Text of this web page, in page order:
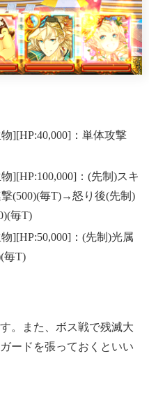
][HP:40,000]：単体攻撃
][HP:100,000]：(先制)スキ
(500)(毎T)→怒り後(先制)
毎T)
][HP:50,000]：(先制)光属
毎T)
。また、ボス戦で残滅大
ードを張っておくといい